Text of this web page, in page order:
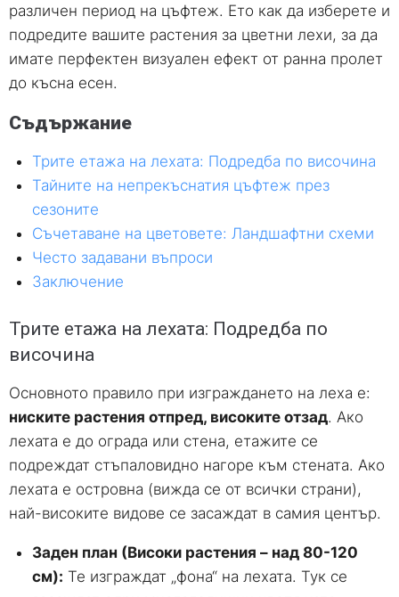
различен период на цъфтеж. Ето как да изберете и
подредите вашите растения за цветни лехи, за да
имате перфектен визуален ефект от ранна пролет
до късна есен.
Съдържание
Трите етажа на лехата: Подредба по височина
Тайните на непрекъснатия цъфтеж през
сезоните
Съчетаване на цветовете: Ландшафтни схеми
Често задавани въпроси
Заключение
Трите етажа на лехата: Подредба по
височина
Основното правило при изграждането на леха е:
ниските растения отпред, високите отзад. Ако
лехата е до ограда или стена, етажите се
подреждат стъпаловидно нагоре към стената. Ако
лехата е островна (вижда се от всички страни),
най-високите видове се засаждат в самия център.
Заден план (Високи растения – над 80-120
см): Те изграждат „фона“ на лехата. Тук се